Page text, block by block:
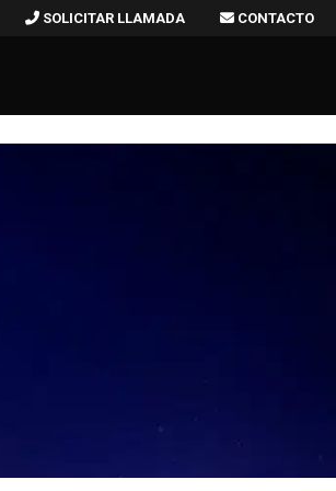
SOLICITAR LLAMADA CONTACTO